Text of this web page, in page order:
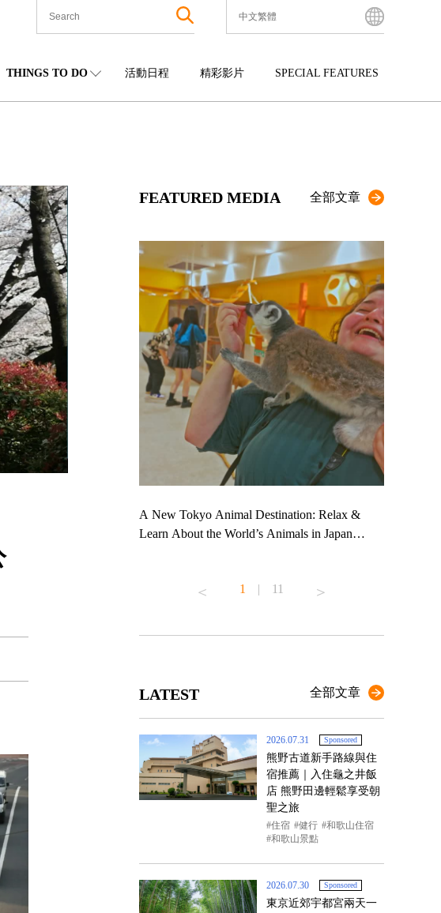
中文繁體
Tiếng Việt
THINGS TO DO 活動日程 精彩影片 SPECIAL FEATURES
FEATURED MEDIA 全部文章
and bringing it to
We can't wait to see it for
#artnews
Exhibition view of
2025, Kyoto ®
A New Tokyo Animal Destination: Relax &
Learn About the World’s Animals in Japan
#japantrip #카피바라 #애니터치 #아이와가볼
1 | 11
LATEST 全部文章
2026.07.31 Sponsored
熊野古道新手路線與住
宿推薦｜入住龜之井飯
店 熊野田邊輕鬆享受朝
聖之旅
住宿 健行
和歌山住宿
和歌山景點
2026.07.30 Sponsored
東京近郊宇都宮兩天一